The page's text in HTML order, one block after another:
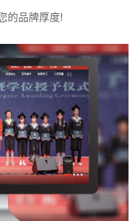
的品牌厚度!